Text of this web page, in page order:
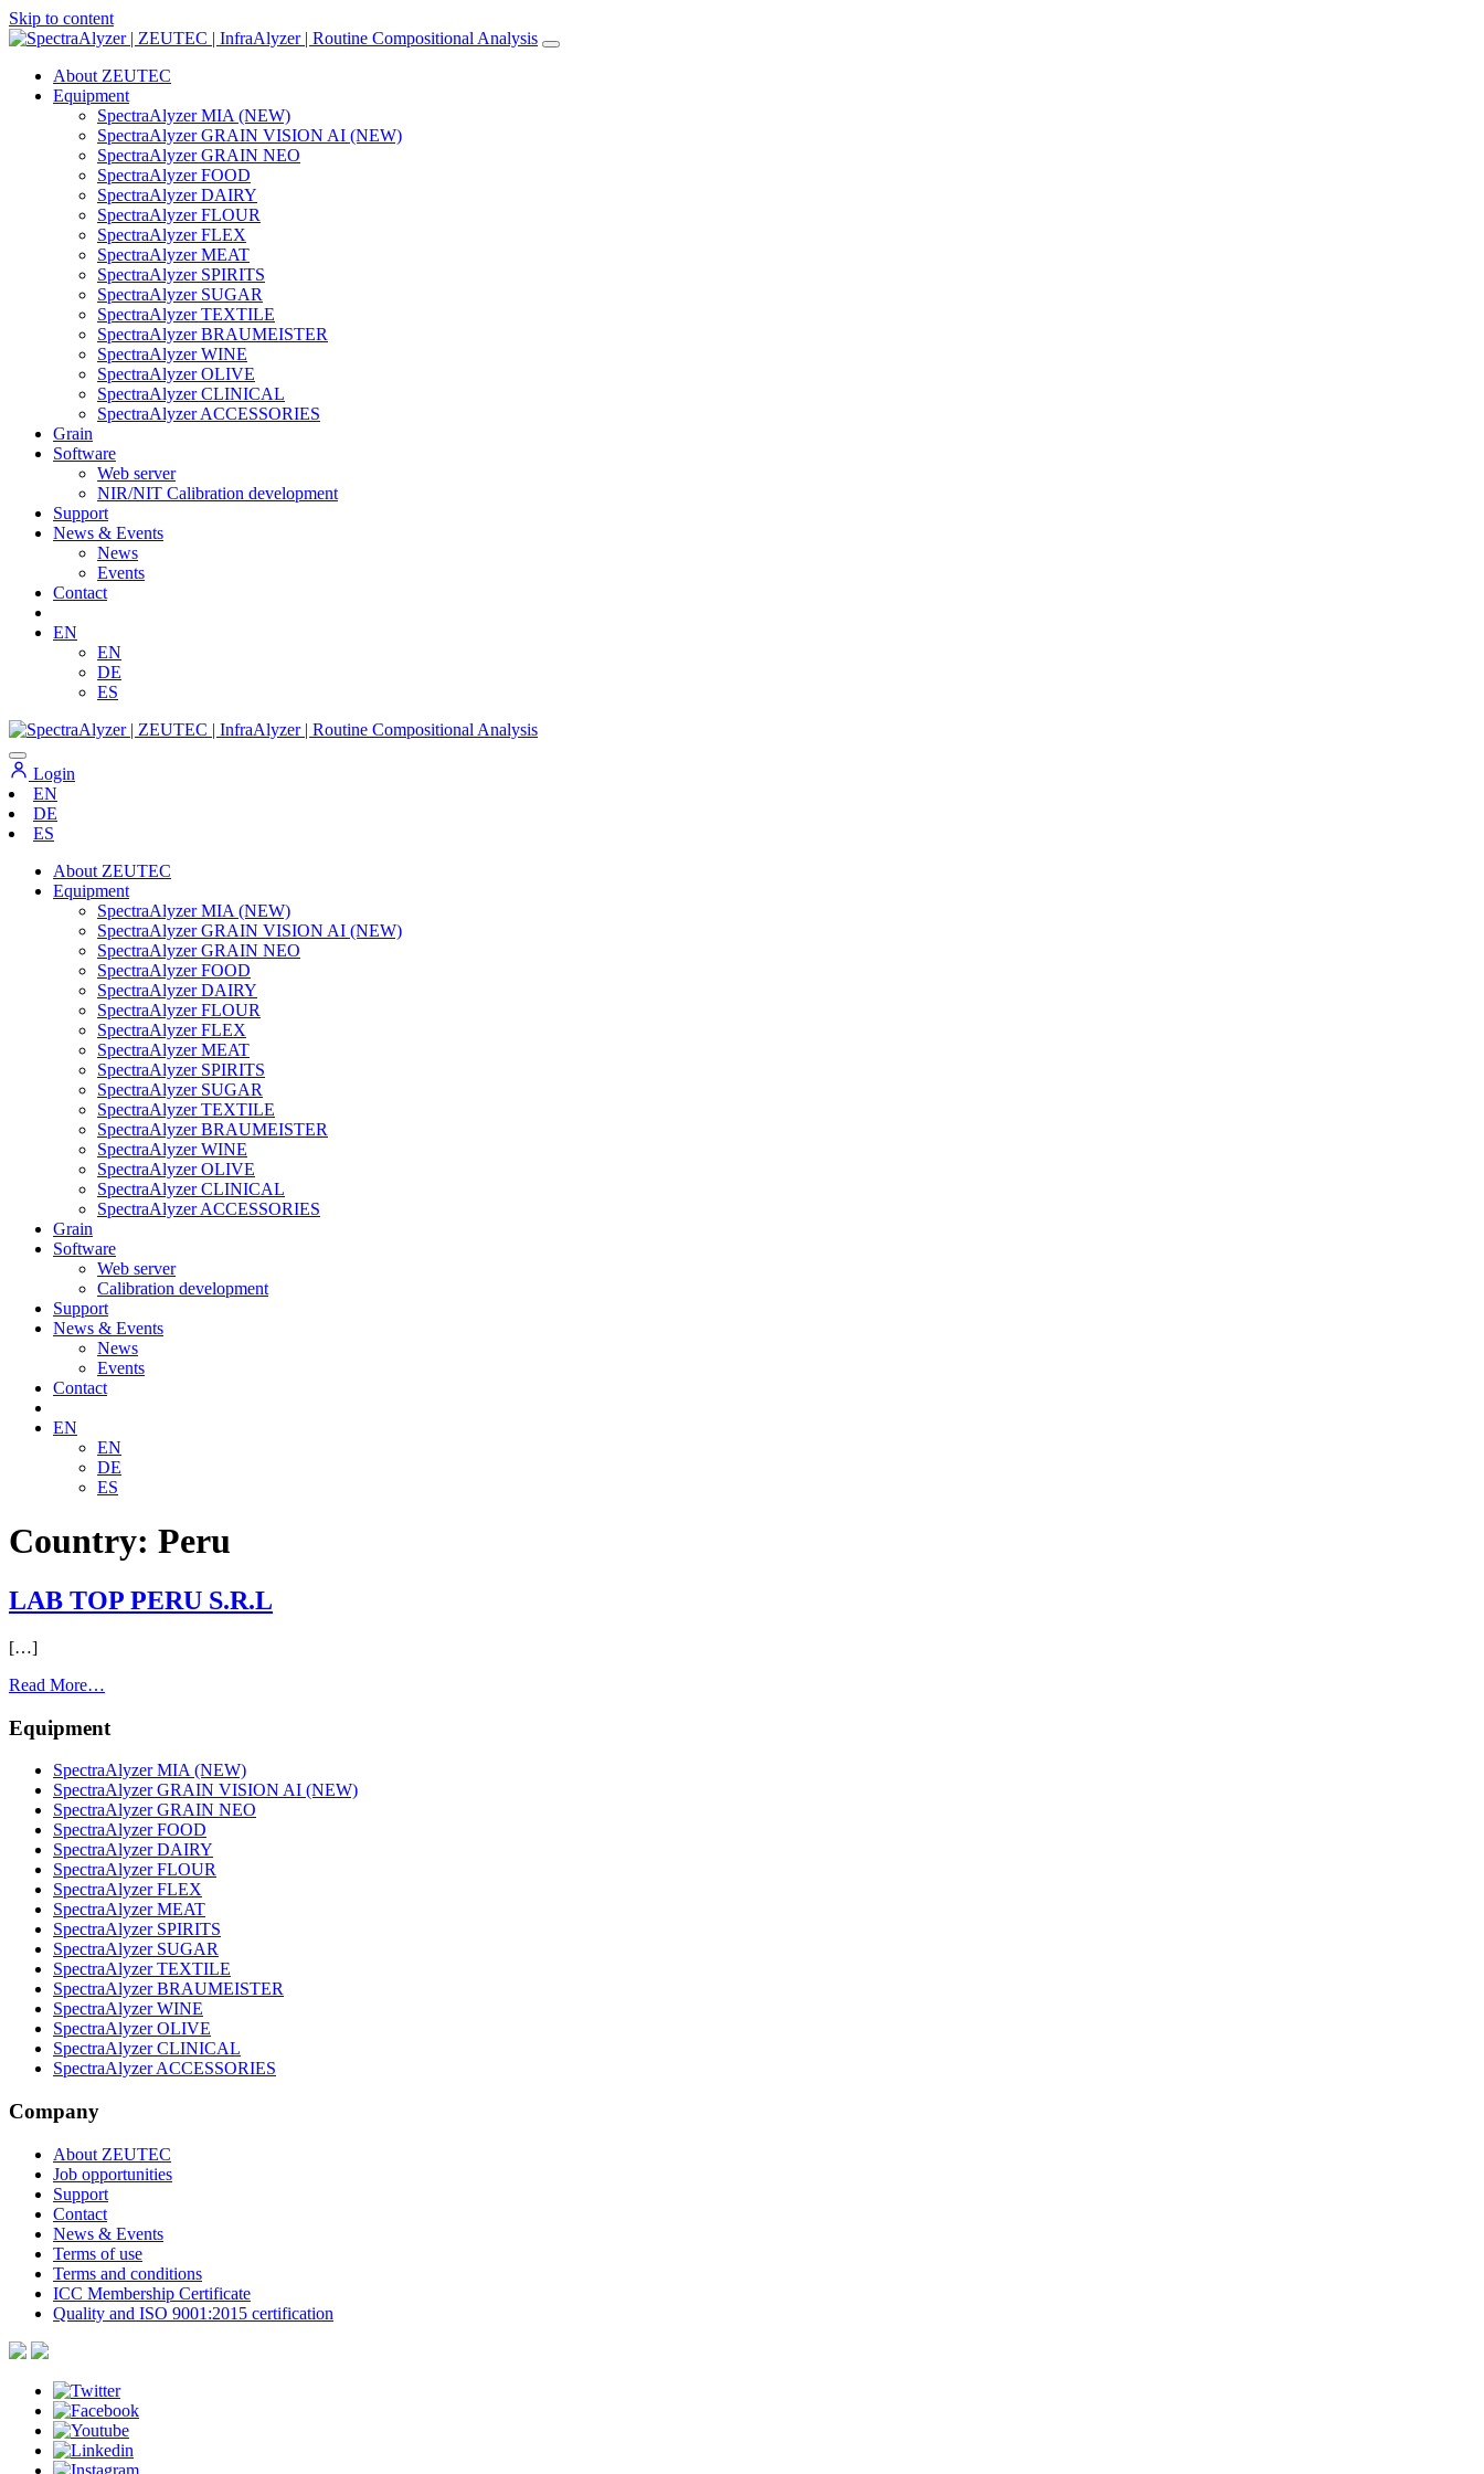
Skip to content
Main
Navigation
About ZEUTEC
Equipment
SpectraAlyzer MIA (NEW)
SpectraAlyzer GRAIN VISION AI (NEW)
SpectraAlyzer GRAIN NEO
SpectraAlyzer FOOD
SpectraAlyzer DAIRY
SpectraAlyzer FLOUR
SpectraAlyzer FLEX
SpectraAlyzer MEAT
SpectraAlyzer SPIRITS
SpectraAlyzer SUGAR
SpectraAlyzer TEXTILE
SpectraAlyzer BRAUMEISTER
SpectraAlyzer WINE
SpectraAlyzer OLIVE
SpectraAlyzer CLINICAL
SpectraAlyzer ACCESSORIES
Grain
Software
Web server
NIR/NIT Calibration development
Support
News & Events
News
Events
Contact
EN
EN
DE
ES
Login
EN
DE
ES
About ZEUTEC
Equipment
SpectraAlyzer MIA (NEW)
SpectraAlyzer GRAIN VISION AI (NEW)
SpectraAlyzer GRAIN NEO
SpectraAlyzer FOOD
SpectraAlyzer DAIRY
SpectraAlyzer FLOUR
SpectraAlyzer FLEX
SpectraAlyzer MEAT
SpectraAlyzer SPIRITS
SpectraAlyzer SUGAR
SpectraAlyzer TEXTILE
SpectraAlyzer BRAUMEISTER
SpectraAlyzer WINE
SpectraAlyzer OLIVE
SpectraAlyzer CLINICAL
SpectraAlyzer ACCESSORIES
Grain
Software
Web server
Calibration development
Support
News & Events
News
Events
Contact
EN
EN
DE
ES
Country: Peru
LAB TOP PERU S.R.L
[…]
Read More…
TOP
S.R.L
Equipment
SpectraAlyzer MIA (NEW)
SpectraAlyzer GRAIN VISION AI (NEW)
SpectraAlyzer GRAIN NEO
SpectraAlyzer FOOD
SpectraAlyzer DAIRY
SpectraAlyzer FLOUR
SpectraAlyzer FLEX
SpectraAlyzer MEAT
SpectraAlyzer SPIRITS
SpectraAlyzer SUGAR
SpectraAlyzer TEXTILE
SpectraAlyzer BRAUMEISTER
SpectraAlyzer WINE
SpectraAlyzer OLIVE
SpectraAlyzer CLINICAL
SpectraAlyzer ACCESSORIES
Company
About ZEUTEC
Job opportunities
Support
Contact
News & Events
Terms of use
Terms and conditions
ICC Membership Certificate
Quality and ISO 9001:2015 certification